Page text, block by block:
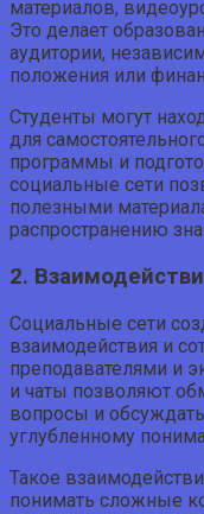
материалов,
Это делает
аудитории,
положения или
Студенты могут
для
программы и
социальные сети
полезными
распространению
2.
Социальные сети
взаимодействия и
преподавателями и
и чаты позволяют
вопросы и
углубленному
Такое
понимать сложные